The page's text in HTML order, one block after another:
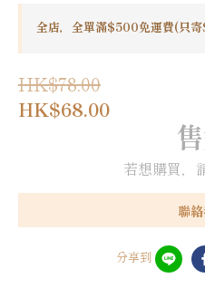
全店，全單滿$500免運費(只
HK$78.00
HK$68.00
若想購買，
聯
分享到